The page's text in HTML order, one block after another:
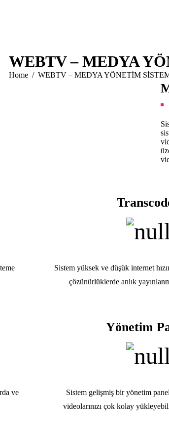
WEBTV – MEDYA
You are here:
Home WEBTV – MEDYA YÖNETİM
Sistem yüksek ve düşük internet
çözünürlüklerde anlık
ve
Yönetim
Sistem gelişmiş bir yönetim
videolarınızı çok kolay